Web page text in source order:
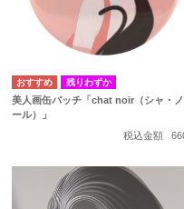
残りわずか
美人画缶バッチ「chat noir（シャ・
ール）」
税込金額